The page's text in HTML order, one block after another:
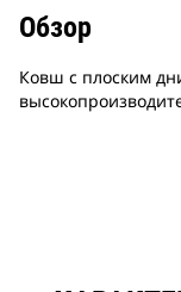
Обзор
Ковш с плоским